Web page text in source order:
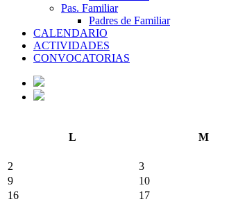
Pas. Familiar
Padres de Familiar
CALENDARIO
ACTIVIDADES
CONVOCATORIAS
L
M
2
3
9
10
16
17